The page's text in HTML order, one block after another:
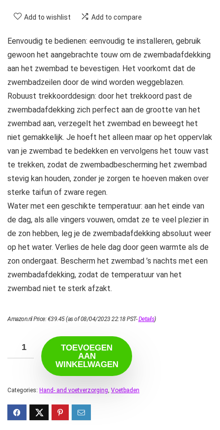
Add to wishlist Add to compare
Eenvoudig te bedienen: eenvoudig te installeren, gebruik
gewoon het aangebrachte touw om de zwembadafdekking
aan het zwembad te bevestigen. Het voorkomt dat de
zwembadzeilen door de wind worden weggeblazen.
Robuust trekkoorddesign: door het trekkoord past de
zwembadafdekking zich perfect aan de grootte van het
zwembad aan, verzegelt het zwembad en beweegt het
niet gemakkelijk. Je hoeft het alleen maar op het oppervlak
van je zwembad te bedekken en vervolgens het touw vast
te trekken, zodat de zwembadbescherming het zwembad
stevig kan houden, zonder je zorgen te hoeven maken over
sterke taifun of zware regen.
Water met een geschikte temperatuur: aan het einde van
de dag, als alle vingers vouwen, omdat ze te veel plezier in
de zon hebben, leg je de zwembadafdekking absoluut weer
op het water. Verlies de hele dag door geen warmte als de
zon ondergaat. Bescherm het zwembad ’s nachts met een
zwembadafdekking, zodat de temperatuur van het
zwembad niet te sterk afzakt.
Amazon.nl Price:€39.45(as of 08/04/2023 22:18 PST-Details)
TOEVOEGEN
AAN
WINKELWAGEN
Categories: Hand- and voetverzorging, Voetbaden